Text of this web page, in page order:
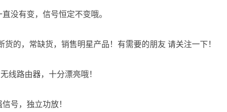
没有变，信号恒定不变哦。
的，常缺货，销售明星产品！有需要的朋友 请关注一下！
线路由器，十分漂亮哦！
号，独立功放！